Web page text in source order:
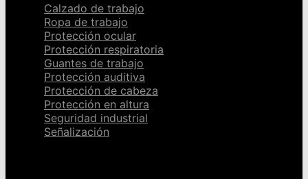
Calzado de trabajo
Ropa de trabajo
Protección ocular
Protección respiratoria
Guantes de trabajo
Protección auditiva
Protección de cabeza
Protección en altura
Seguridad industrial
Señalización